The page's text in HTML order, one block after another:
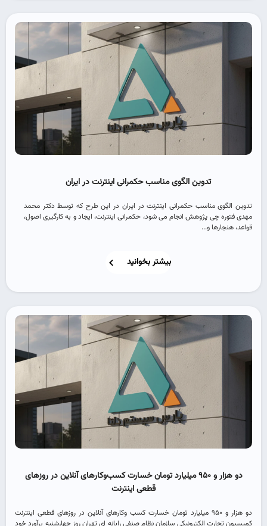
تدوین الگوی مناسب حکمرانی اینترنت در ایران
تدوین الگوی مناسب حکمرانی اینترنت در ایران در این طرح که توسط دکتر محمد
مهدی فتوره چی پژوهش انجام می شود، حکمرانی اینترنت، ایجاد و به کارگیری اصول،
قواعد، هنجارها و...
بیشتر بخوانید
دو هزار و ۹۵۰ میلیارد تومان خسارت کسب‌وکارهای آنلاین در روزهای
قطعی اینترنت
دو هزار و ۹۵۰ میلیارد تومان خسارت کسب وکارهای آنلاین در روزهای قطعی اینترنت
کمیسیون تجارت الکترونیکی سازمان نظام صنفی رایانه ای تهران روز چهارشنبه برآورد خود